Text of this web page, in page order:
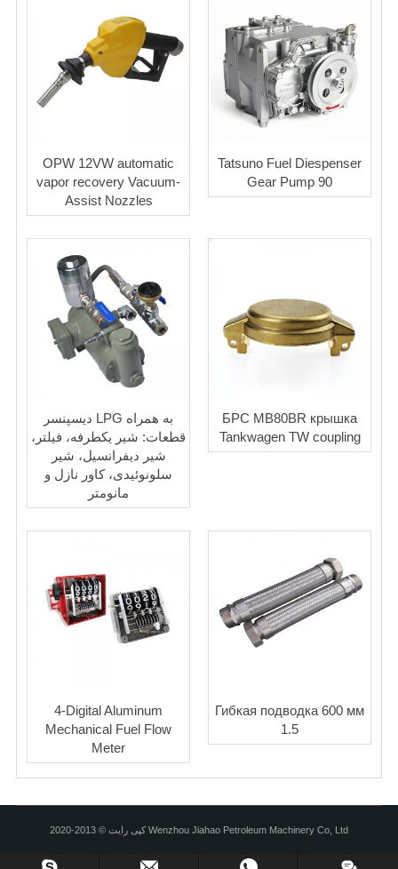
OPW 12VW automatic
vapor recovery Vacuum-
Assist Nozzles
Tatsuno Fuel Diespenser
Gear Pump 90
دیسپنسر LPG به همراه
قطعات: شیر یکطرفه، فیلتر،
شیر دیفرانسیل، شیر
سلونوئیدی، کاور نازل و
مانومتر
БРС МВ80BR крышка
Tankwagen TW coupling
4-Digital Aluminum
Mechanical Fuel Flow
Meter
Гибкая подводка 600 мм
1.5
کپی رایت © 2013-2020 Wenzhou Jiahao Petroleum Machinery Co, Ltd